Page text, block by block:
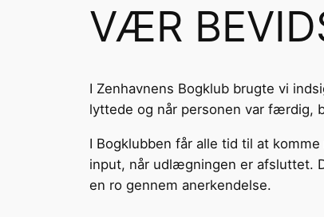
VÆR
I Zenhavnens Bogklub brugte vi
lyttede og når personen var færdig,
I Bogklubben får alle tid til at
input, når udlægningen er afsluttet.
en ro gennem anerkendelse.